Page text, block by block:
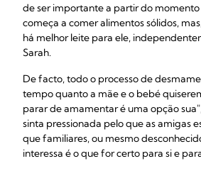
de ser importante a partir do
começa a comer alimentos sólidos,
há melhor leite para ele,
Sarah.
De facto, todo o processo de
tempo quanto a mãe e o bebé
parar de amamentar é uma opção
sinta pressionada pelo que as amigas
que familiares, ou mesmo
interessa é o que for certo para si e